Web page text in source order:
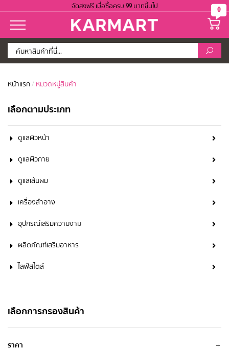
จัดส่งฟรี เมื่อซื้อครบ 99 บาทขึ้นไป 0
หน้าแรก / หมวดหมู่สินค้า
เลือกตามประเภท
ดูแลผิวหน้า
ดูแลผิวกาย
ดูแลเส้นผม
เครื่องสำอาง
อุปกรณ์เสริมความงาม
ผลิตภัณฑ์เสริมอาหาร
ไลฟ์สไตล์
เลือกการกรองสินค้า
ราคา